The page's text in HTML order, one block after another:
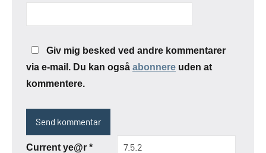
Giv mig besked ved andre kommentarer
via e-mail. Du kan også abonnere uden at
kommentere.
Current ye@r *